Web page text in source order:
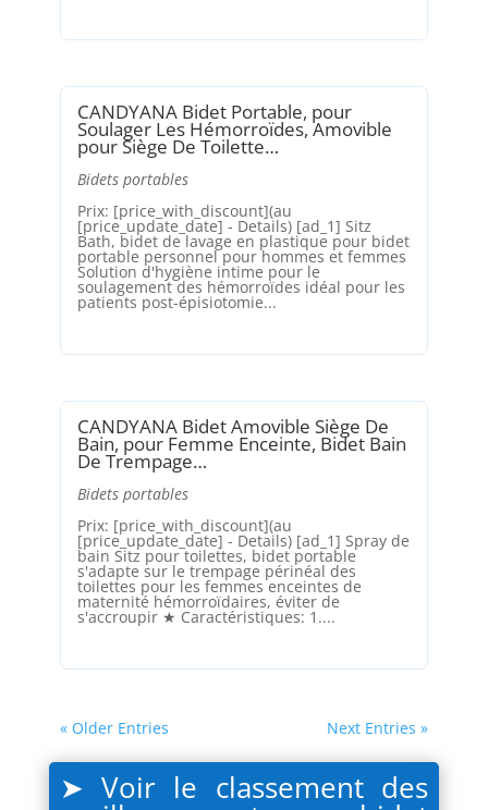
CANDYANA Bidet Portable, pour
Soulager Les Hémorroïdes, Amovible
pour Siège De Toilette…
Bidets portables
Prix: [price_with_discount](au
[price_update_date] - Details) [ad_1] Sitz
Bath, bidet de lavage en plastique pour bidet
portable personnel pour hommes et femmes
Solution d'hygiène intime pour le
soulagement des hémorroïdes idéal pour les
patients post-épisiotomie...
CANDYANA Bidet Amovible Siège De
Bain, pour Femme Enceinte, Bidet Bain
De Trempage…
Bidets portables
Prix: [price_with_discount](au
[price_update_date] - Details) [ad_1] Spray de
bain Sitz pour toilettes, bidet portable
s'adapte sur le trempage périnéal des
toilettes pour les femmes enceintes de
maternité hémorroïdaires, éviter de
s'accroupir ★ Caractéristiques: 1....
« Older Entries Next Entries »
➤ Voir le classement des